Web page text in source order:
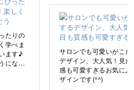
らの季節サロンでも大人気のモチー
デザインは、全体的にはつい派手
ビッドな仕上がりの夏アートは海や
たりですが、オフィスやデートに
たりの
学べま
ます♪
になり
サロンでも可愛いがこだ
デザイン、大人気！見た
感も可愛すぎるお気に入
ザインです(^^)